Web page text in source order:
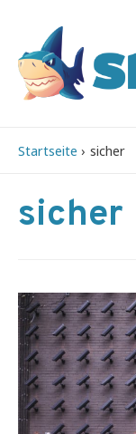
Startseite sicher
sicher